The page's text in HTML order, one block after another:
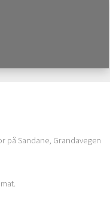
på Sandane, Grandavegen